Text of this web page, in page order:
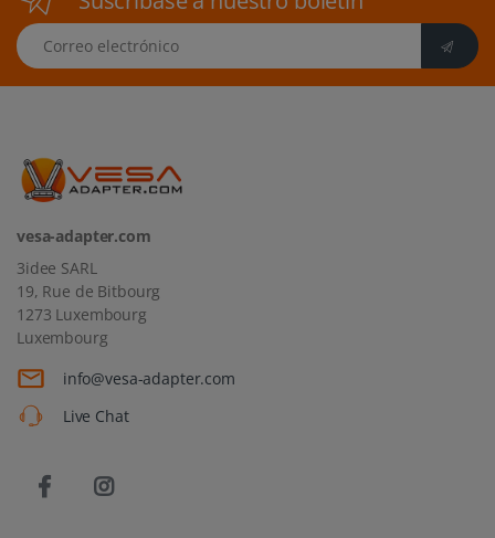
Correo electrónico
vesa-adapter.com
3idee SARL
19, Rue de Bitbourg
1273 Luxembourg
Luxembourg
info@vesa-adapter.com
Live Chat